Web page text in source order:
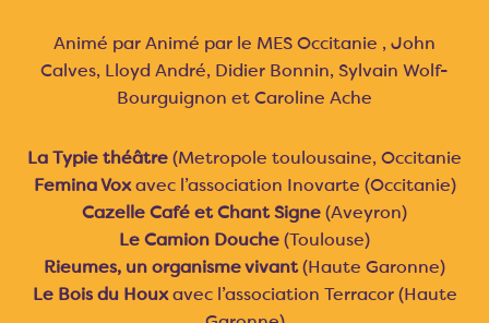
Animé par Animé par le MES Occitanie , John
Calves, Lloyd André, Didier Bonnin, Sylvain Wolf-
Bourguignon et Caroline Ache
La Typie théâtre (Metropole toulousaine, Occitanie
Femina Voxavec l’association Inovarte (Occitanie)
Cazelle Café et Chant Signe (Aveyron)
Le Camion Douche (Toulouse)
Rieumes, un organisme vivant(Haute Garonne)
Le Bois du Houxavec l’association Terracor (Haute